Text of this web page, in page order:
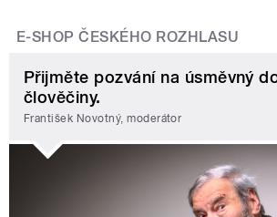
E-SHOP ČESKÉHO ROZHLASU
Přijměte pozvání na úsměvný
člověčiny.
František Novotný, moderátor